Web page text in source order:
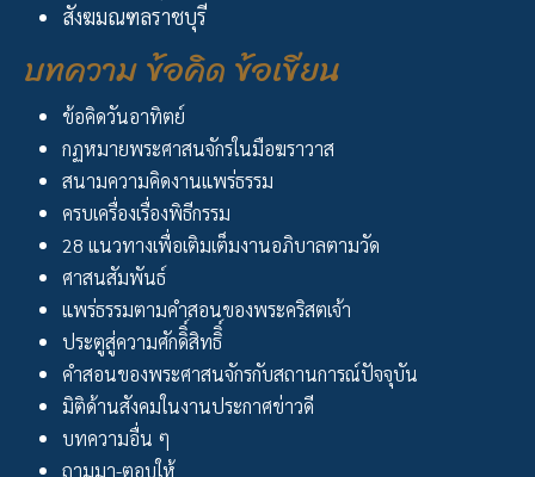
สังฆมณฑลราชบุรี
บทความ ข้อคิด ข้อเขียน
ข้อคิดวันอาทิตย์
กฏหมายพระศาสนจักรในมือฆราวาส
สนามความคิดงานแพร่ธรรม
ครบเครื่องเรื่องพิธีกรรม
28 แนวทางเพื่อเติมเต็มงานอภิบาลตามวัด
ศาสนสัมพันธ์
แพร่ธรรมตามคำสอนของพระคริสตเจ้า
ประตูสู่ความศักดิิ์สิทธิิ์
คำสอนของพระศาสนจักรกับสถานการณ์ปัจจุบัน
มิติด้านสังคมในงานประกาศข่าวดี
บทความอื่น ๆ
ถามมา-ตอบให้